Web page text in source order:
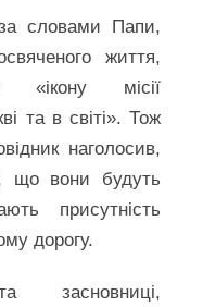
словами Папи,
життя,
місії
та в світі». Тож
наголосив,
що вони будуть
присутність
дорогу.
засновниці,